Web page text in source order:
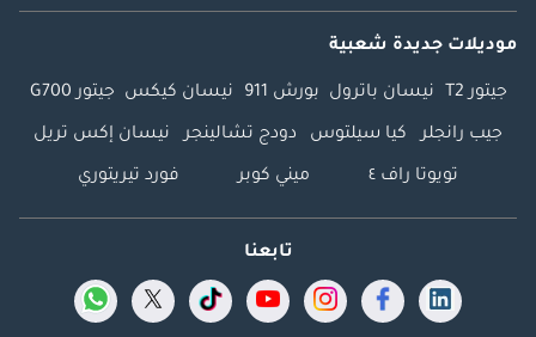
موديلات جديدة شعبية
جيتور T2 نيسان باترول بورش 911 نيسان كيكس جيتور G700
جيب رانجلر كيا سيلتوس دودج تشالينجر نيسان إكس تريل
تويوتا راف ٤ ميني كوبر فورد تيريتوري
تابعنا